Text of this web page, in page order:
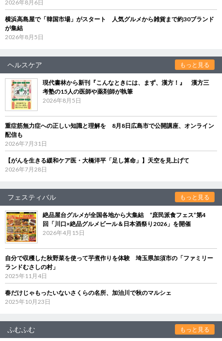
2026年8月6日
横浜高島屋で「韓国市場」がスタート 人気グルメから雑貨まで約30ブランド
が集結
2026年8月5日
ヘルスケア もっと見る
現代書林から新刊『こんなときには、まず、漢方！』 漢方三
考塾の15人の医師や薬剤師が執筆
2026年8月5日
重症筋無力症への正しい知識と理解を 8月8日広島市で公開講座、オンライン
配信も
2026年7月31日
【がんを生きる緩和ケア医・大橋洋平「足し算命」】天空を見上げて
2026年7月28日
フェスティバル もっと見る
絶品屋台グルメが全国各地から大集結 “庶民派食フェス”第4
回「川口×絶品グルメビール＆日本酒祭り2026」を開催
2026年4月15日
自分で収穫した秋野菜を使って芋煮作りを体験 埼玉県加須市の「ファミリー
ランドむさしの村」
2025年11月4日
春だけじゃもったいないさくらの名所、加治川で秋のマルシェ
2025年10月23日
ふむふむ もっと見る